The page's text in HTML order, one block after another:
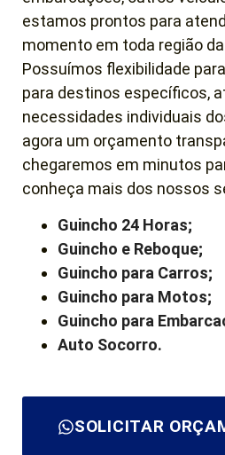
estamos prontos para
momento em toda região da
Possuímos flexibilidade
para destinos específicos,
necessidades individuais
agora um orçamento
chegaremos em minutos
conheça mais dos nossos
Guincho 24 Horas;
Guincho e Reboque;
Guincho para Carros;
Guincho para Motos;
Guincho para
Auto Socorro.
SOLICITAR